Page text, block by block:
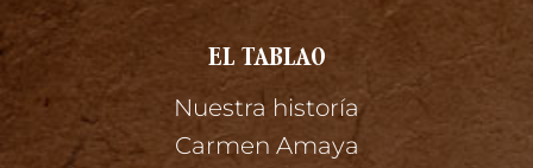
EL TABLAO
Nuestra historía
Carmen Amaya